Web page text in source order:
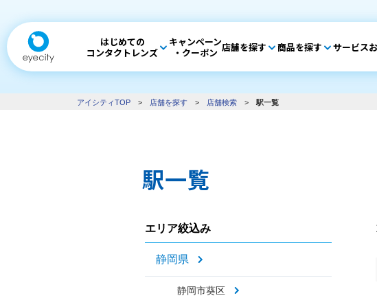
はじめての
コンタクトレンズ
キャンペーン
・クーポン 店舗を探す 商品を探す サービス
アイシティTOP > 店舗を探す > 店舗検索 > 駅一覧
駅一覧
エリア絞込み
静岡県
静岡市葵区